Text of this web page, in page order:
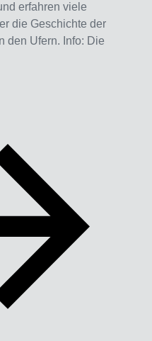
erfahren viele
die Geschichte der
den Ufern. Info: Die